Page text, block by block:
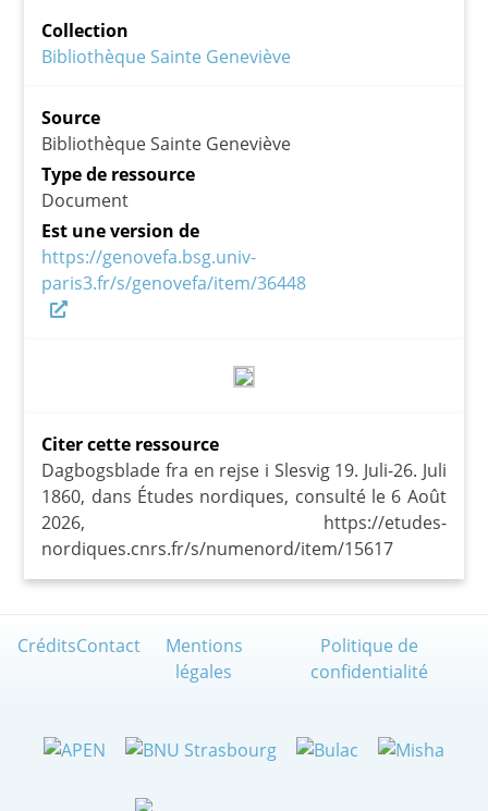
Collection
Bibliothèque Sainte Geneviève
Source
Bibliothèque Sainte Geneviève
Type de ressource
Document
Est une version de
https://genovefa.bsg.univ-
paris3.fr/s/genovefa/item/36448
Citer cette ressource
Dagbogsblade fra en rejse i Slesvig 19. Juli-26. Juli
1860, dans Études nordiques, consulté le 6 Août
2026, https://etudes-
nordiques.cnrs.fr/s/numenord/item/15617
CréditsContact
Mentions
légales
Politique de
confidentialité